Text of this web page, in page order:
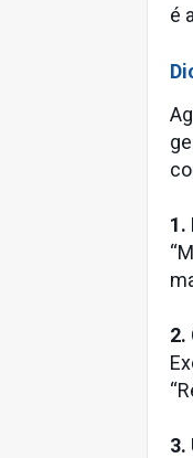
é
1.
2.
3.